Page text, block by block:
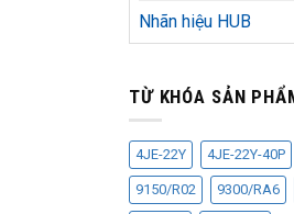
Nhãn hiệu HUB
TỪ KHÓA SẢN
4JE-22Y 4JE-22Y-40P
9150/R02 9300/RA6